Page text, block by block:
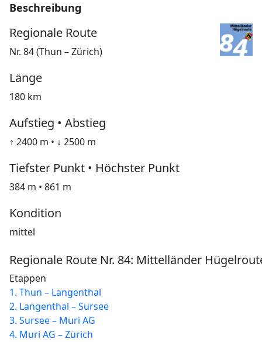
Beschreibung
Regionale Route
Nr. 84 (Thun – Zürich)
Länge
180 km
Aufstieg • Abstieg
↑ 2400 m • ↓ 2500 m
Tiefster Punkt • Höchster Punkt
384 m • 861 m
Kondition
mittel
Regionale Route Nr. 84: Mittelländer
Etappen
1. Thun – Langenthal
2. Langenthal – Sursee
3. Sursee – Muri AG
4. Muri AG – Zürich